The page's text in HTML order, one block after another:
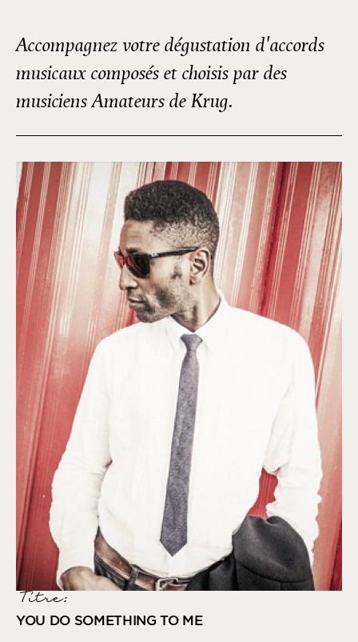
Accompagnez votre dégustation d'accords
musicaux composés et choisis par des
musiciens Amateurs de Krug.
Titre:
YOU DO SOMETHING TO ME